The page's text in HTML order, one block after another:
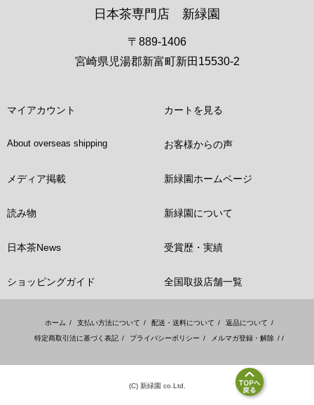
日本茶専門店 新緑園
〒889-1406
宮崎県児湯郡新富町新田15530-2
マイアカウント カートを見る
About overseas shipping お客様からの声
メディア掲載 新緑園ホームページ
読み物 新緑園について
日本茶News 受賞歴・実績
ショッピングガイド 全国取扱店舗一覧
ホーム / 支払い方法について / 配送・送料について / 返品について /
特定商取引法に基づく表記 / プライバシーポリシー / メルマガ登録・解除 / /
(C) 新緑園 co.Ltd.